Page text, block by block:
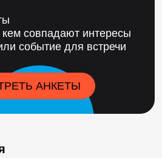
совпадают интересы
событие для встречи
АНКЕТЫ